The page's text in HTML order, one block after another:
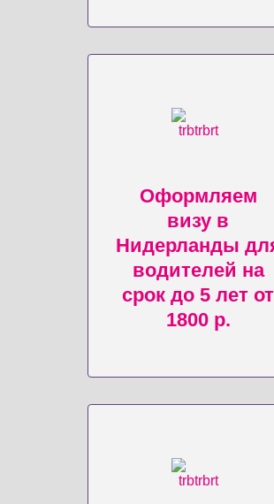
Оформляем
визу в
Нидерланды
водителей на
срок до 5 лет от
1800 р.